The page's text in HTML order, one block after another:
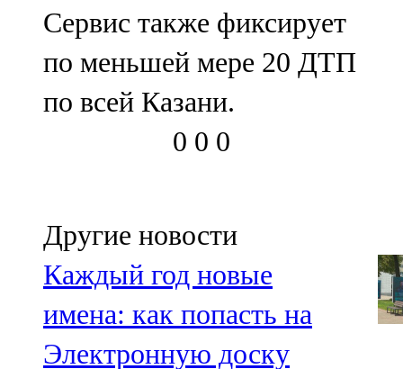
Нурлат
104,7 FM
Олы Әтнә
107,8 FM
Теләче
106,1 FM
Түбән Кама
Сервис также фиксирует
по меньшей мере 20 ДТП
по всей Казани.
0 0 0
Другие новости
Каждый год новые
имена: как попасть на
Электронную доску